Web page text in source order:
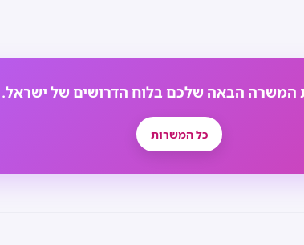
המשרה הבאה שלכם בלוח הדרושים של ישראל.
כל המשרות